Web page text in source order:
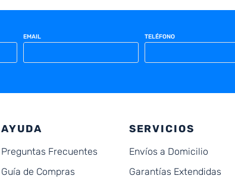
EMAIL TELÉFONO
AYUDA
Preguntas Frecuentes
Guía de Compras
SERVICIOS
Envíos a Domicilio
Garantías Extendidas